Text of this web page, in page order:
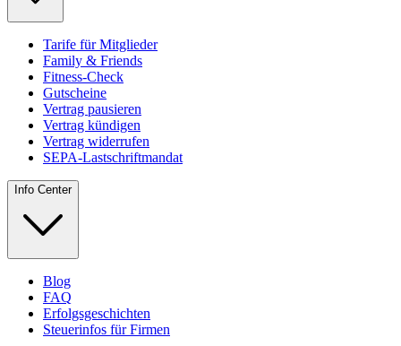
Tarife für Mitglieder
Family & Friends
Fitness-Check
Gutscheine
Vertrag pausieren
Vertrag kündigen
Vertrag widerrufen
SEPA-Lastschriftmandat
Info Center
Blog
FAQ
Erfolgsgeschichten
Steuerinfos für Firmen